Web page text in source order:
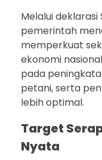
Melalui deklarasi
pemerintah
memperkuat
ekonomi
pada
petani, serta
lebih optimal.
Target
Nyata